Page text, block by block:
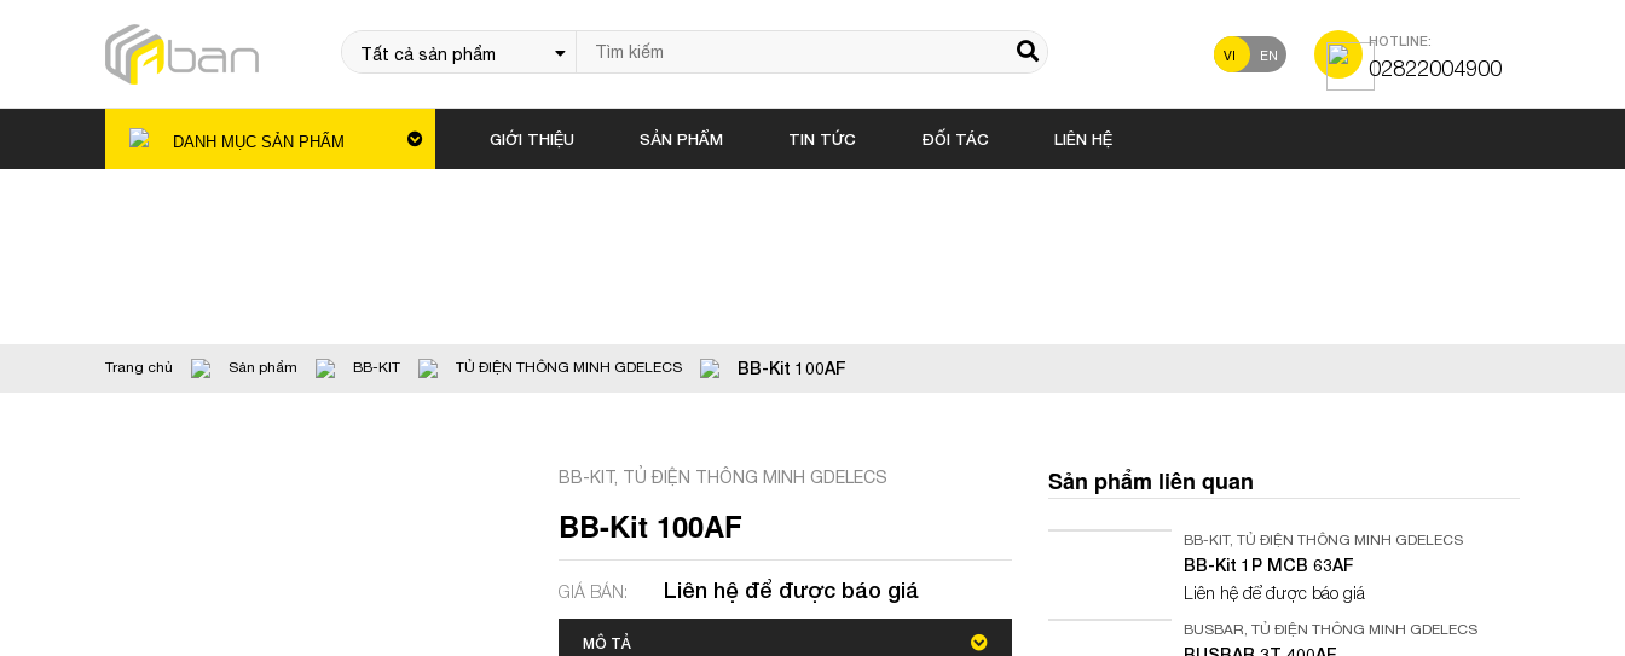
VI EN
HOTLINE:
02822004900
DANH MỤC SẢN PHẨM GIỚI THIỆU SẢN PHẨM TIN TỨC ĐỐI TÁC LIÊN HỆ
Trang chủ Sản phẩm BB-KIT TỦ ĐIỆN THÔNG MINH GDELECS BB-Kit 100AF
BB-KIT, TỦ ĐIỆN THÔNG MINH GDELECS
BB-Kit 100AF
GIÁ BÁN: Liên hệ để được báo giá
MÔ TẢ
Sản phẩm liên quan
BB-KIT,TỦ ĐIỆN THÔNG MINH GDELECS
BB-Kit 1P MCB 63AF
Liên hệ để được báo giá
BUSBAR,TỦ ĐIỆN THÔNG MINH GDELECS